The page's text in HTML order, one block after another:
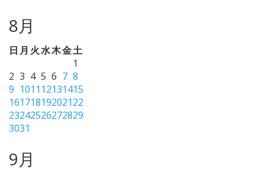
8月
日 月 火水木金土
1
2 3 4 5 6 7 8
9 1011 12131415
16171819202122
23242526272829
3031
9月